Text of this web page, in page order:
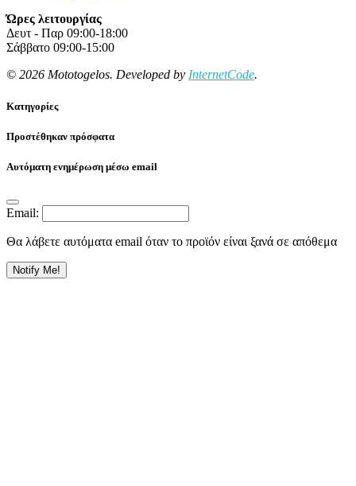
Ώρες λειτουργίας
Δευτ - Παρ 09:00-18:00
Σάββατο 09:00-15:00
© 2026 Mototogelos. Developed by InternetCode.
Κατηγορίες
Προστέθηκαν πρόσφατα
Αυτόματη ενημέρωση μέσω email
Email:
Θα λάβετε αυτόματα email όταν το προϊόν είναι ξανά σε απόθεμα
Notify Me!